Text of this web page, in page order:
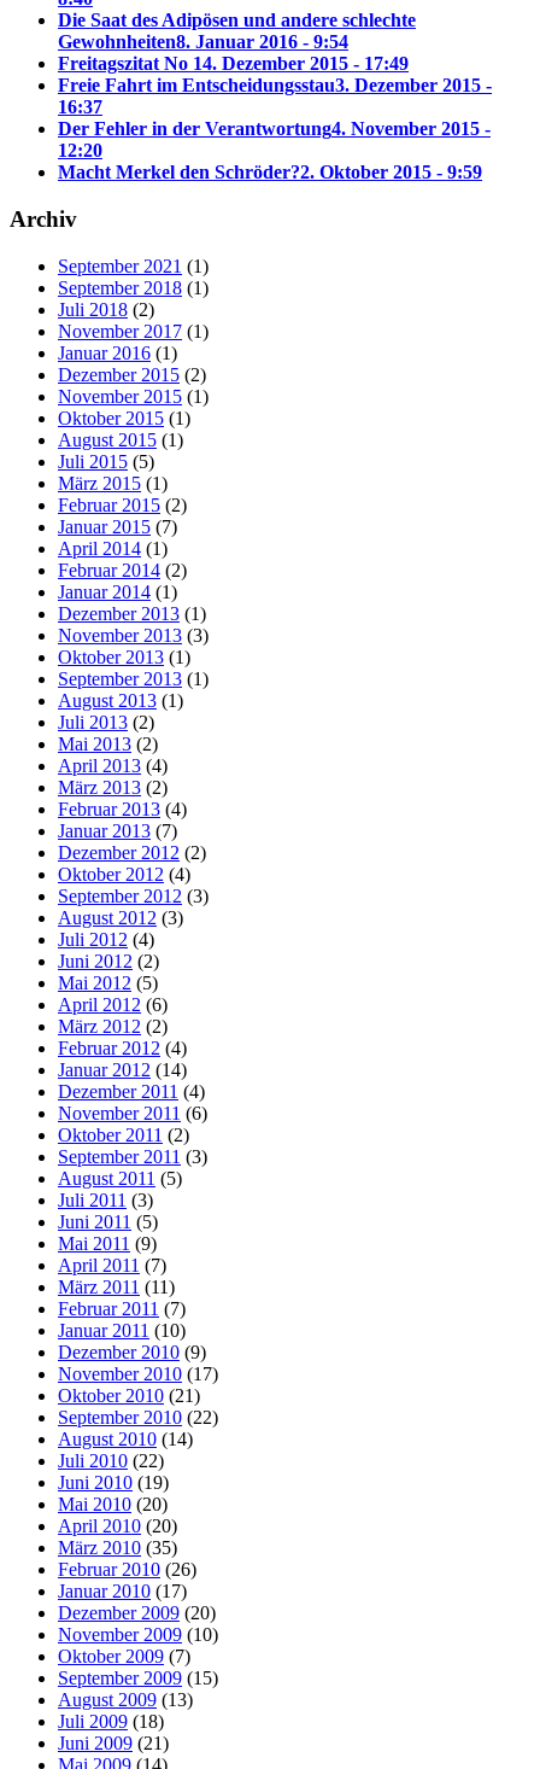
Die Saat des Adipösen und andere schlechte
Gewohnheiten8. Januar 2016 - 9:54
Freitagszitat No 14. Dezember 2015 - 17:49
Freie Fahrt im Entscheidungsstau3. Dezember 2015 -
16:37
Der Fehler in der Verantwortung4. November 2015 -
12:20
Macht Merkel den Schröder?2. Oktober 2015 - 9:59
Archiv
September 2021 (1)
September 2018 (1)
Juli 2018 (2)
November 2017 (1)
Januar 2016 (1)
Dezember 2015 (2)
November 2015 (1)
Oktober 2015 (1)
August 2015 (1)
Juli 2015 (5)
März 2015 (1)
Februar 2015 (2)
Januar 2015 (7)
April 2014 (1)
Februar 2014 (2)
Januar 2014 (1)
Dezember 2013 (1)
November 2013 (3)
Oktober 2013 (1)
September 2013 (1)
August 2013 (1)
Juli 2013 (2)
Mai 2013 (2)
April 2013 (4)
März 2013 (2)
Februar 2013 (4)
Januar 2013 (7)
Dezember 2012 (2)
Oktober 2012 (4)
September 2012 (3)
August 2012 (3)
Juli 2012 (4)
Juni 2012 (2)
Mai 2012 (5)
April 2012 (6)
März 2012 (2)
Februar 2012 (4)
Januar 2012 (14)
Dezember 2011 (4)
November 2011 (6)
Oktober 2011 (2)
September 2011 (3)
August 2011 (5)
Juli 2011 (3)
Juni 2011 (5)
Mai 2011 (9)
April 2011 (7)
März 2011 (11)
Februar 2011 (7)
Januar 2011 (10)
Dezember 2010 (9)
November 2010 (17)
Oktober 2010 (21)
September 2010 (22)
August 2010 (14)
Juli 2010 (22)
Juni 2010 (19)
Mai 2010 (20)
April 2010 (20)
März 2010 (35)
Februar 2010 (26)
Januar 2010 (17)
Dezember 2009 (20)
November 2009 (10)
Oktober 2009 (7)
September 2009 (15)
August 2009 (13)
Juli 2009 (18)
Juni 2009 (21)
Mai 2009 (14)